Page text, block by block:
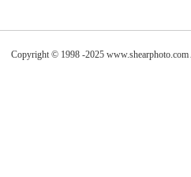
Copyright © 1998 -2025 www.shearphoto.com